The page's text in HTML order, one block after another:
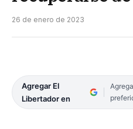
26 de enero de 2023
Agregar El
Libertador en